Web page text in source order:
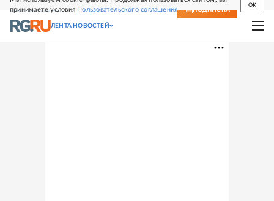
принимаете условия Пользовательского соглашения
OK
СВЕЖИЙ НОМЕР ПОДПИСКА
ЛЕНТА НОВОСТЕЙ